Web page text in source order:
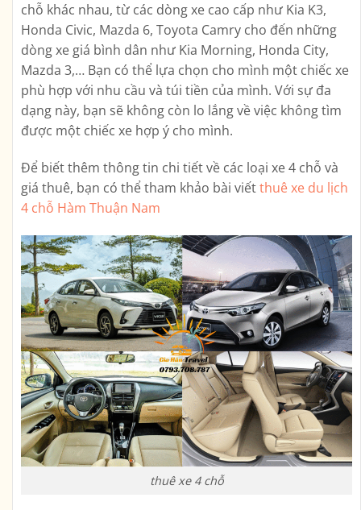
chỗ khác nhau, từ các dòng xe cao cấp như Kia K3,
Honda Civic, Mazda 6, Toyota Camry cho đến những
dòng xe giá bình dân như Kia Morning, Honda City,
Mazda 3,… Bạn có thể lựa chọn cho mình một chiếc xe
phù hợp với nhu cầu và túi tiền của mình. Với sự đa
dạng này, bạn sẽ không còn lo lắng về việc không tìm
được một chiếc xe hợp ý cho mình.
Để biết thêm thông tin chi tiết về các loại xe 4 chỗ và
giá thuê, bạn có thể tham khảo bài viếtthuê xe du lịch
4 chỗ Hàm Thuận Nam
thuê xe 4 chỗ